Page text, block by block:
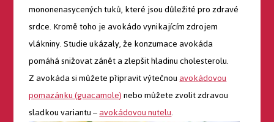
mononenasycených tuků, které jsou důležité pro zdravé
srdce. Kromě toho je avokádo vynikajícím zdrojem
vlákniny. Studie ukázaly, že konzumace avokáda
pomáhá snižovat zánět a zlepšit hladinu cholesterolu.
Z avokáda si můžete připravit výtečnouavokádovou
pomazánku (guacamole)nebo můžete zvolit zdravou
sladkou variantu –avokádovou nutelu.